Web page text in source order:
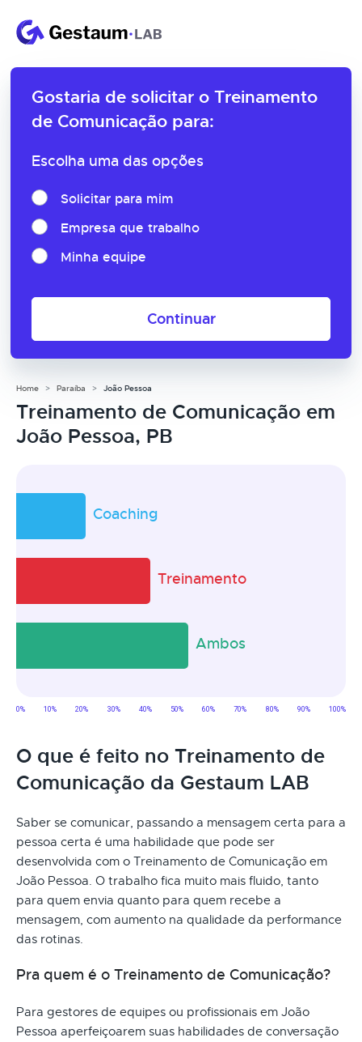
Gostaria de solicitar o Treinamento
de Comunicação para:
Escolha uma das opções
Solicitar para mim
Empresa que trabalho
Minha equipe
Continuar
Home Paraíba João Pessoa
Treinamento de Comunicação em
João Pessoa, PB
O que é feito no Treinamento de
Comunicação da Gestaum LAB
Saber se comunicar, passando a mensagem certa para a
pessoa certa é uma habilidade que pode ser
desenvolvida com o Treinamento de Comunicação em
João Pessoa. O trabalho fica muito mais fluido, tanto
para quem envia quanto para quem recebe a
mensagem, com aumento na qualidade da performance
das rotinas.
Pra quem é o Treinamento de Comunicação?
Para gestores de equipes ou profissionais em João
Pessoa aperfeiçoarem suas habilidades de conversação